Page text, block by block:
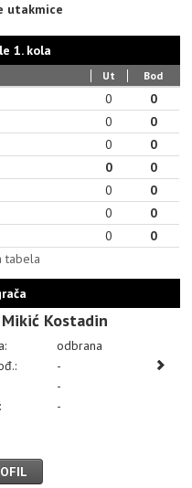
utakmice
1. kola
Ut Bod
0
0
0
0
0
0
0
0
0
0
0
0
0
0
tabela
Mikić Kostadin
odbrana
-
-
-